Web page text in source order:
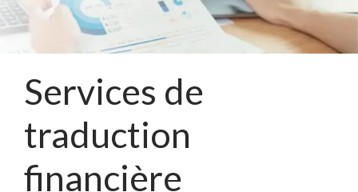
Services de
traduction
financière